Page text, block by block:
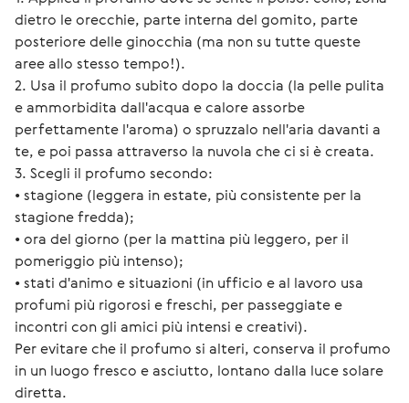
dietro le orecchie, parte interna del gomito, parte
posteriore delle ginocchia (ma non su tutte queste
aree allo stesso tempo!).
2. Usa il profumo subito dopo la doccia (la pelle pulita
e ammorbidita dall'acqua e calore assorbe
perfettamente l'aroma) o spruzzalo nell'aria davanti a
te, e poi passa attraverso la nuvola che ci si è creata.
3. Scegli il profumo secondo:
• stagione (leggera in estate, più consistente per la
stagione fredda);
• ora del giorno (per la mattina più leggero, per il
pomeriggio più intenso);
• stati d'animo e situazioni (in ufficio e al lavoro usa
profumi più rigorosi e freschi, per passeggiate e
incontri con gli amici più intensi e creativi).
Per evitare che il profumo si alteri, conserva il profumo
in un luogo fresco e asciutto, lontano dalla luce solare
diretta.